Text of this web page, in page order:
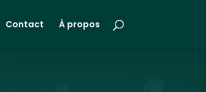
Contact À propos